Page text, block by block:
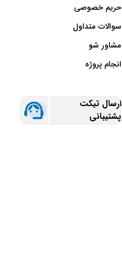
حریم خصوصی
سوالات متداول
مشاور شو
انجام پروژه
ارسال تیکت
پشتیبانی